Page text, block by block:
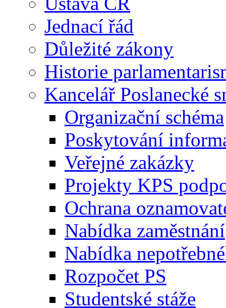
Jednací řád
Důležité zákony
Historie
Kancelář Poslanecké
Organizační schéma
Poskytování
Veřejné zakázky
Projekty KPS
Ochrana
Nabídka zaměstnání
Nabídka
Rozpočet PS
Studentské stáže